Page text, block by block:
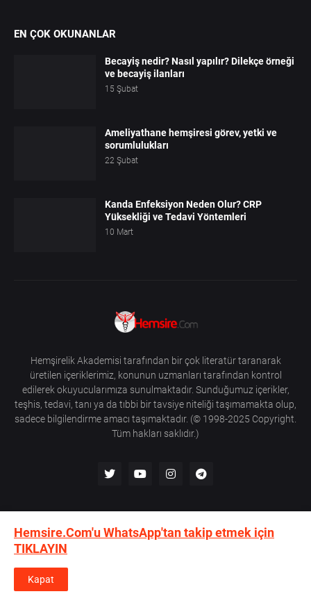
EN ÇOK OKUNANLAR
Becayiş nedir? Nasıl yapılır? Dilekçe örneği
ve becayiş ilanları
15 Şubat
Ameliyathane hemşiresi görev, yetki ve
sorumlulukları
22 Şubat
Kanda Enfeksiyon Neden Olur? CRP
Yüksekliği ve Tedavi Yöntemleri
10 Mart
Hemşirelik Akademisi tarafından bir çok literatür taranarak
üretilen içeriklerimiz, konunun uzmanları tarafından kontrol
edilerek okuyucularımıza sunulmaktadır. Sunduğumuz içerikler,
teşhis, tedavi, tanı ya da tıbbi bir tavsiye niteliği taşımamakta olup,
sadece bilgilendirme amacı taşımaktadır. (© 1998-2025 Copyright.
Tüm hakları saklıdır.)
Akademi Hakkında Destekleyenler
İletişim
KVKK Aydınlatma Metni
Hemsire.Com'u WhatsApp'tan takip etmek için
TIKLAYIN
Kapat